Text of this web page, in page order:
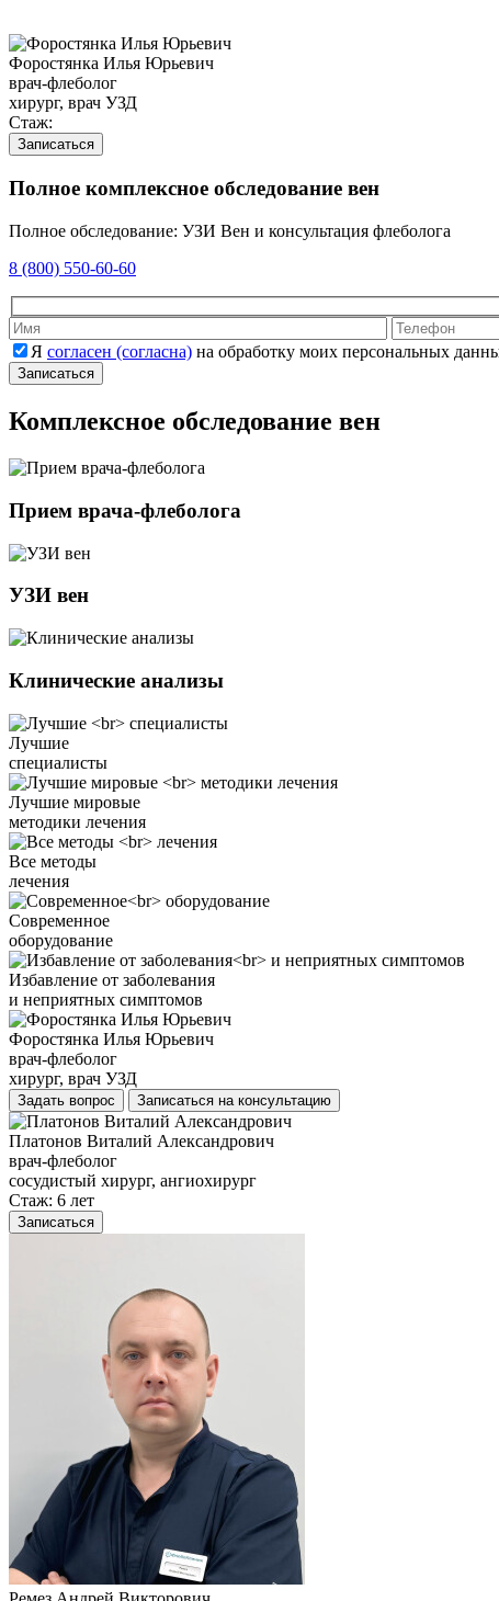
Форостянка Илья Юрьевич
врач-флеболог
хирург, врач УЗД
Стаж:
Записаться
Полное комплексное обследование вен
Полное обследование: УЗИ Вен и консультация флеболога
8 (800) 550-60-60
Оставьте это
Я согласен (согласна) на обработку моих персональных
Комплексное обследование вен
Прием врача-флеболога
УЗИ вен
Клинические анализы
Лучшие
специалисты
Лучшие мировые
методики лечения
Все методы
лечения
Современное
оборудование
Избавление от заболевания
и неприятных симптомов
Форостянка Илья Юрьевич
врач-флеболог
хирург, врач УЗД
Задать вопрос Записаться на консультацию
Платонов Виталий Александрович
врач-флеболог
сосудистый хирург, ангиохирург
Стаж: 6 лет
Записаться